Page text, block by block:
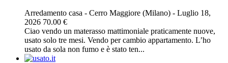
Arredamento casa - Cerro Maggiore (Milano) - Luglio 18,
2026 70.00 €
Ciao vendo un materasso mattimoniale praticamente nuove,
usato solo tre mesi. Vendo per cambio appartamento. L’ho
usato da sola non fumo e è stato ten...